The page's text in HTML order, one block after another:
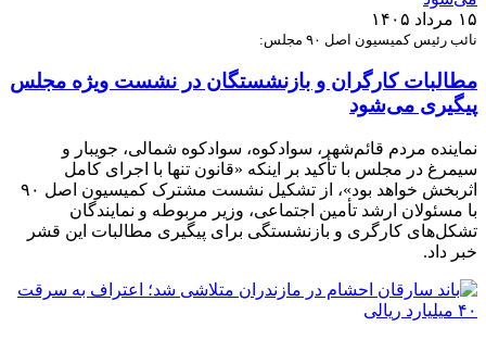
۱۵ مرداد ۱۴۰۵
نائب رئیس کمیسیون اصل ۹۰ مجلس:
مطالبات کارگران و بازنشستگان در نشست ویژه مجلس
پیگیری می‌شود
نماینده مردم قائم‌شهر، سوادکوه، سوادکوه شمالی، جویبار و
سیمرغ در مجلس با تأکید بر اینکه «قانون تنها با اجرای کامل
اثربخش خواهد بود»، از تشکیل نشست مشترک کمیسیون اصل ۹۰
با مسئولان ارشد تأمین اجتماعی، وزیر مربوطه و نمایندگان
تشکل‌های کارگری و بازنشستگی برای پیگیری مطالبات این قشر
خبر داد.